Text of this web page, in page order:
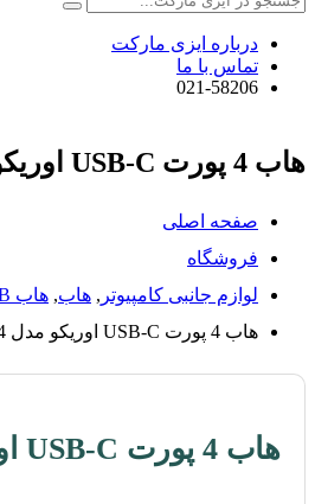
درباره ایزی مارکت
تماس با ما
021-58206
هاب 4 پورت USB-C اوریکو مدل ORICO-PWC2U-C3-10-BK-EP04
صفحه اصلی
فروشگاه
لوازم جانبی کامپیوتر , هاب, هاب USB
هاب 4 پورت USB-C اوریکو مدل ORICO-PWC2U-C3-10-BK-EP04
هاب 4 پورت USB-C اوریکو مدل ORICO-PWC2U-C3-10-BK-EP04